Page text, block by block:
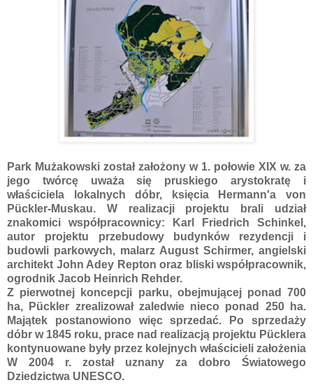
Park Mużakowski został założony w 1. połowie XIX w. za
jego twórcę uważa się pruskiego arystokratę i
właściciela lokalnych dóbr, księcia Hermann'a von
Pückler-Muskau. W realizacji projektu brali udział
znakomici współpracownicy: Karl Friedrich Schinkel,
autor projektu przebudowy budynków rezydencji i
budowli parkowych, malarz August Schirmer, angielski
architekt John Adey Repton oraz bliski współpracownik,
ogrodnik Jacob Heinrich Rehder.
Z pierwotnej koncepcji parku, obejmującej ponad 700
ha, Pückler zrealizował zaledwie nieco ponad 250 ha.
Majątek postanowiono więc sprzedać. Po sprzedaży
dóbr w 1845 roku, prace nad realizacją projektu Pücklera
kontynuowane były przez kolejnych właścicieli założenia
W 2004 r. został uznany za dobro Światowego
Dziedzictwa UNESCO.